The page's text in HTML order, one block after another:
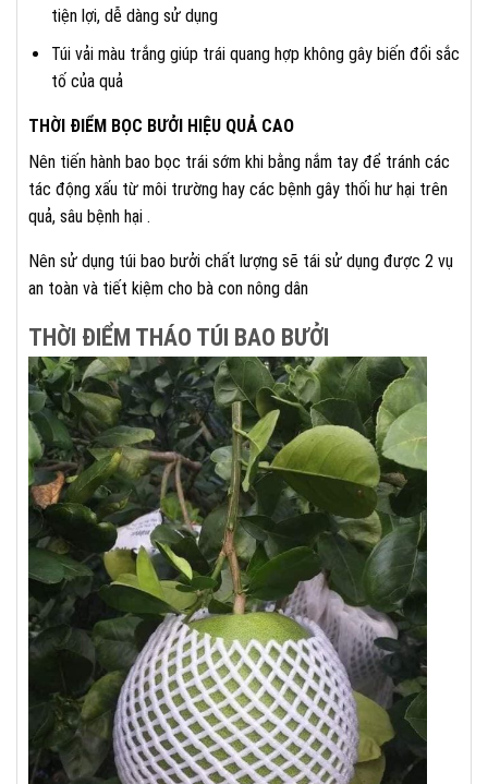
tiện lợi, dễ dàng sử dụng
Túi vải màu trắng giúp trái quang hợp không gây biến đổi sắc
tố của quả
THỜI ĐIỂM BỌC BƯỞI HIỆU QUẢ CAO
Nên tiến hành bao bọc trái sớm khi bằng nắm tay để tránh các
tác động xấu từ môi trường hay các bệnh gây thối hư hại trên
quả, sâu bệnh hại .
Nên sử dụng túi bao bưởi chất lượng sẽ tái sử dụng được 2 vụ
an toàn và tiết kiệm cho bà con nông dân
THỜI ĐIỂM THÁO TÚI BAO BƯỞI